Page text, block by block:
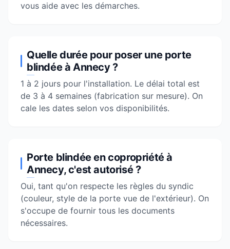
vous aide avec les démarches.
Quelle durée pour poser une porte
blindée à Annecy ?
1 à 2 jours pour l'installation. Le délai total est
de 3 à 4 semaines (fabrication sur mesure). On
cale les dates selon vos disponibilités.
Porte blindée en copropriété à
Annecy, c'est autorisé ?
Oui, tant qu'on respecte les règles du syndic
(couleur, style de la porte vue de l'extérieur). On
s'occupe de fournir tous les documents
nécessaires.